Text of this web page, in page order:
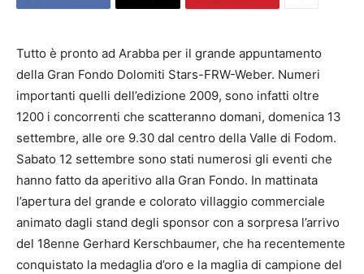
Tutto è pronto ad Arabba per il grande appuntamento
della Gran Fondo Dolomiti Stars-FRW-Weber. Numeri
importanti quelli dell’edizione 2009, sono infatti oltre
1200 i concorrenti che scatteranno domani, domenica 13
settembre, alle ore 9.30 dal centro della Valle di Fodom.
Sabato 12 settembre sono stati numerosi gli eventi che
hanno fatto da aperitivo alla Gran Fondo. In mattinata
l’apertura del grande e colorato villaggio commerciale
animato dagli stand degli sponsor con a sorpresa l’arrivo
del 18enne Gerhard Kerschbaumer, che ha recentemente
conquistato la medaglia d’oro e la maglia di campione del